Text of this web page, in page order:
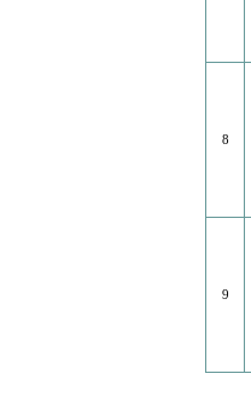
8
9